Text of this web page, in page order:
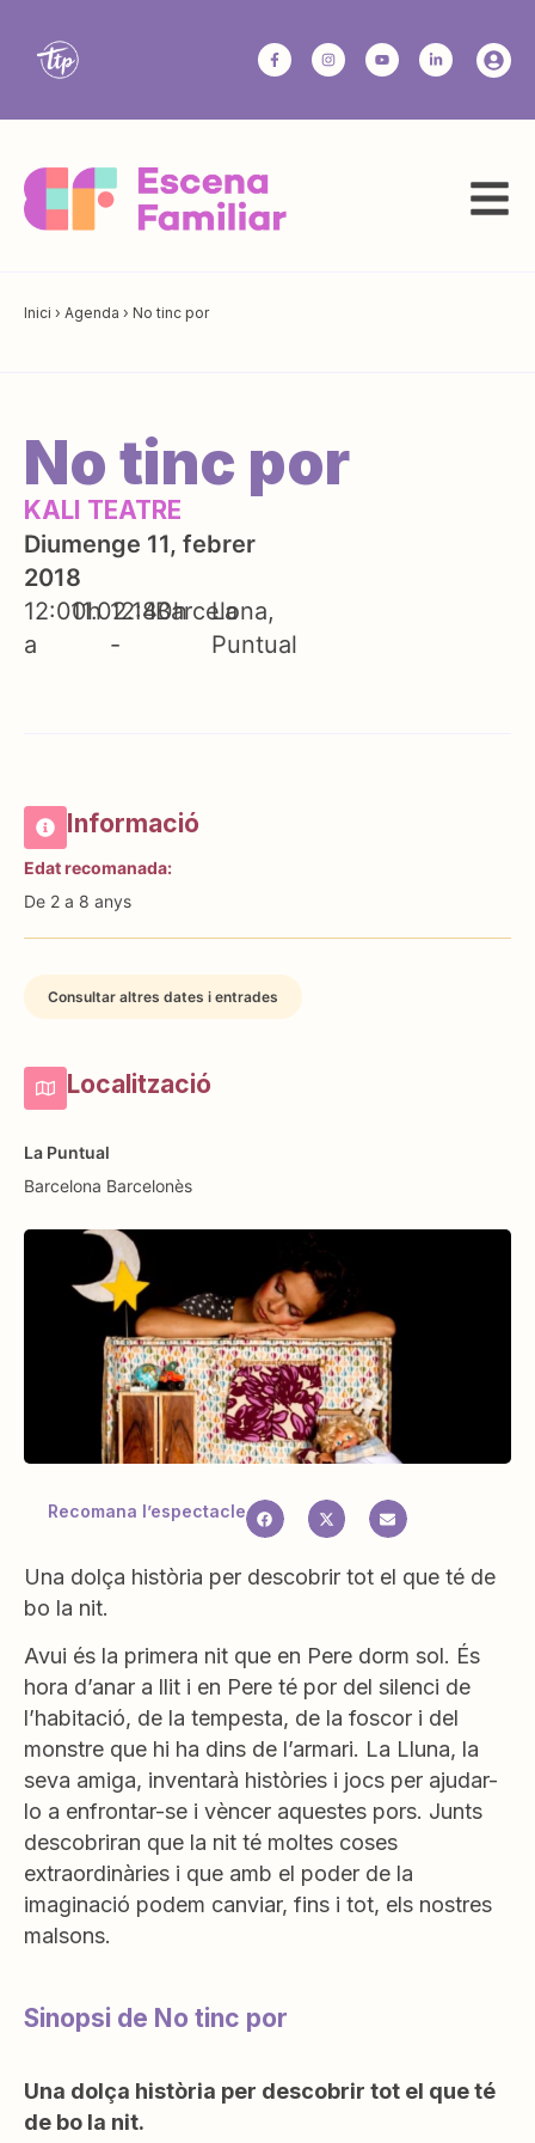
Inici › Agenda › No tinc por
No tinc por
KALI TEATRE
Diumenge 11, febrer
2018
12:00h
a
11.02.18
12:40h
-
Barcelona
La
Puntual
Informació
Edat recomanada:
De 2 a 8 anys
Consultar altres dates i entrades
Localització
La Puntual
Barcelona Barcelonès
Recomana l’espectacle
Una dolça història per descobrir tot el que té de
bo la nit.
Avui és la primera nit que en Pere dorm sol. És
hora d’anar a llit i en Pere té por del silenci de
l’habitació, de la tempesta, de la foscor i del
monstre que hi ha dins de l’armari. La Lluna, la
seva amiga, inventarà històries i jocs per ajudar-
lo a enfrontar-se i vèncer aquestes pors. Junts
descobriran que la nit té moltes coses
extraordinàries i que amb el poder de la
imaginació podem canviar, fins i tot, els nostres
malsons.
Sinopsi de No tinc por
Una dolça història per descobrir tot el que té
de bo la nit.